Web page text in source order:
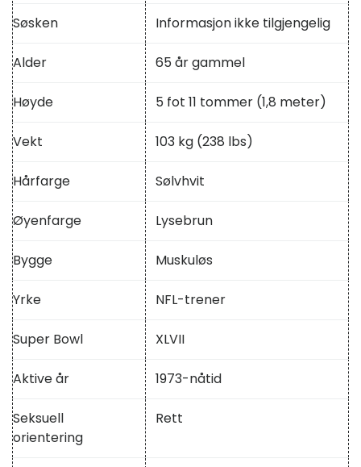
Søsken Informasjon ikke tilgjengelig
Alder 65 år gammel
Høyde 5 fot 11 tommer (1,8 meter)
Vekt 103 kg (238 lbs)
Hårfarge Sølvhvit
Øyenfarge Lysebrun
Bygge Muskuløs
Yrke NFL-trener
Super Bowl XLVII
Aktive år 1973-nåtid
Seksuell
orientering
Rett